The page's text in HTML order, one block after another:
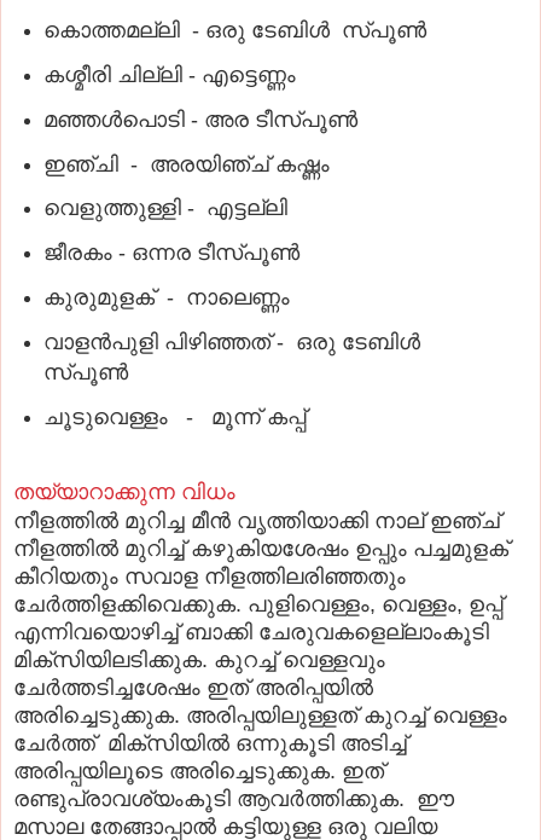
കൊത്തമല്ലി - ഒരു ടേബിള്‍ സ്പൂണ്‍
കശ്മീരി ചില്ലി - എട്ടെണ്ണം
മഞ്ഞള്‍പൊടി - അര ടീസ്പൂണ്‍
ഇഞ്ചി - അരയിഞ്ച് കഷ്ണം
വെളുത്തുള്ളി - എട്ടല്ലി
ജീരകം - ഒന്നര ടീസ്പൂണ്‍
കുരുമുളക് - നാലെണ്ണം
വാളന്‍പുളി പിഴിഞ്ഞത് - ഒരു ടേബിള്‍
സ്പൂണ്‍
ചൂടുവെള്ളം - മൂന്ന് കപ്പ്
തയ്യാറാക്കുന്ന വിധം
നീളത്തില്‍ മുറിച്ച മീന്‍ വൃത്തിയാക്കി നാല് ഇഞ്ച്
നീളത്തില്‍ മുറിച്ച് കഴുകിയശേഷം ഉപ്പും പച്ചമുളക്
കീറിയതും സവാള നീളത്തിലരിഞ്ഞതും
ചേര്‍ത്തിളക്കിവെക്കുക. പുളിവെള്ളം, വെള്ളം, ഉപ്പ്
എന്നിവയൊഴിച്ച് ബാക്കി ചേരുവകളെല്ലാംകൂടി
മിക്സിയിലടിക്കുക. കുറച്ച് വെള്ളവും
ചേര്‍ത്തടിച്ചശേഷം ഇത് അരിപ്പയില്‍
അരിച്ചെടുക്കുക. അരിപ്പയിലുള്ളത് കുറച്ച് വെള്ളം
ചേര്‍ത്ത് മിക്സിയില്‍ ഒന്നുകൂടി അടിച്ച്
അരിപ്പയിലൂടെ അരിച്ചെടുക്കുക. ഇത്
രണ്ടുപ്രാവശ്യംകൂടി ആവര്‍ത്തിക്കുക. ഈ
മസാല തേങ്ങാപ്പാല്‍ കട്ടിയുള്ള ഒരു വലിയ